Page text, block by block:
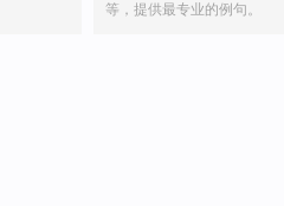
等，提供最专业的例句。